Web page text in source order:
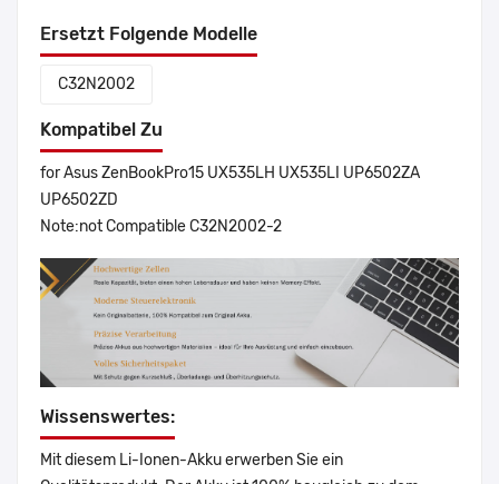
Ersetzt Folgende Modelle
C32N2002
Kompatibel Zu
for Asus ZenBookPro15 UX535LH UX535LI UP6502ZA
UP6502ZD
Note:not Compatible C32N2002-2
Wissenswertes:
Mit diesem Li-Ionen-Akku erwerben Sie ein